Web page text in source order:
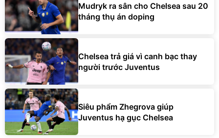
Mudryk ra sân cho Chelsea sau 20
tháng thụ án doping
Chelsea trả giá vì canh bạc thay
người trước Juventus
Siêu phẩm Zhegrova giúp
Juventus hạ gục Chelsea